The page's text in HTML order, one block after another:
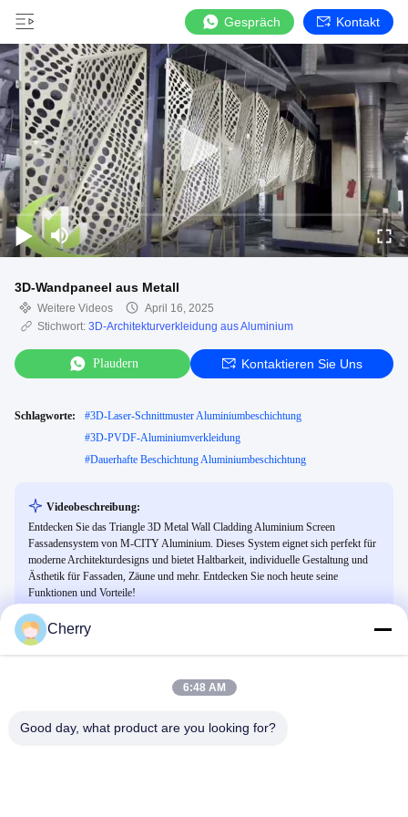
Gespräch Kontakt
3D-Wandpaneel aus Metall
Weitere Videos
April 16, 2025
Stichwort: 3D-Architekturverkleidung aus Aluminium
Plaudern Kontaktieren Sie Uns
Schlagworte: #3D-Laser-Schnittmuster Aluminiumbeschichtung
#3D-PVDF-Aluminiumverkleidung
#Dauerhafte Beschichtung Aluminiumbeschichtung
Videobeschreibung:
Entdecken Sie das Triangle 3D Metal Wall Cladding Aluminium Screen
Fassadensystem von M-CITY Aluminium. Dieses System eignet sich perfekt für
moderne Architekturdesigns und bietet Haltbarkeit, individuelle Gestaltung und
Ästhetik für Fassaden, Zäune und mehr. Entdecken Sie noch heute seine
Funktionen und Vorteile!
Cherry
6:48 AM
Good day, what product are you looking for?